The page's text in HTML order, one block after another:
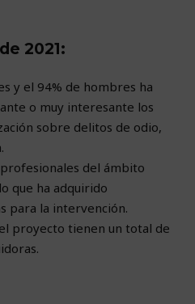
2021:
y el 94% de hombres ha
o muy interesante los
sobre delitos de odio,
profesionales del ámbito
que ha adquirido
para la intervención.
proyecto tienen un total de